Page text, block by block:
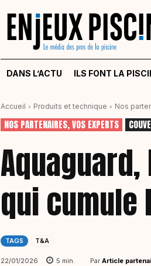
DANS L’ACTU ILS FONT LA
Accueil Produits et technique Nos
NOS PARTENAIRES, VOS EXPERTS
qui cumule
TAGS T&A
22/01/2026 5 min. Par Article